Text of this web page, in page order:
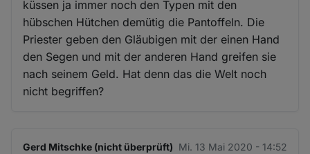
küssen ja immer noch den Typen mit den
hübschen Hütchen demütig die Pantoffeln. Die
Priester geben den Gläubigen mit der einen Hand
den Segen und mit der anderen Hand greifen sie
nach seinem Geld. Hat denn das die Welt noch
nicht begriffen?
Gerd Mitschke (nicht überprüft) Mi. 13 Mai 2020 - 14:52